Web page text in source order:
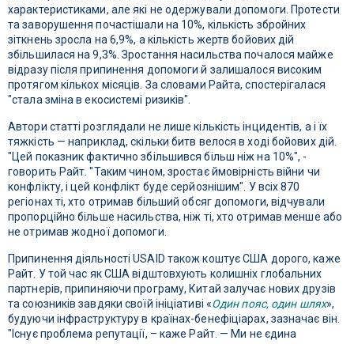
характеристиками, але які не одержували допомоги. Протести
та заворушення почастішали на 10%, кількість збройних
зіткнень зросла на 6,9%, а кількість жертв бойових дій
збільшилася на 9,3%. Зростання насильства почалося майже
відразу після припинення допомоги й залишалося високим
протягом кількох місяців. За словами Райта, спостерігалася
"стала зміна в екосистемі ризиків".
Автори статті розглядали не лише кількість інцидентів, а і їх
тяжкість — наприклад, скільки битв велося в ході бойових дій.
"Цей показник фактично збільшився більш ніж на 10%", -
говорить Райт. "Таким чином, зростає ймовірність війни чи
конфлікту, і цей конфлікт буде серйознішим". У всіх 870
регіонах ті, хто отримав більший обсяг допомоги, відчували
пропорційно більше насильства, ніж ті, хто отримав менше або
не отримав жодної допомоги.
Припинення діяльності USAID також коштує США дорого, каже
Райт. У той час як США відштовхують колишніх глобальних
партнерів, припиняючи програму, Китай залучає нових друзів
та союзників завдяки своїй ініціативі «Один пояс, один шлях»,
будуючи інфраструктуру в країнах-бенефіціарах, зазначає він.
"Існує проблема репутації, – каже Райт. — Ми не єдина